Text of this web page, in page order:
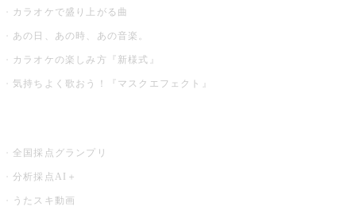
カラオケで盛り上がる曲
あの日、あの時、あの音楽。
カラオケの楽しみ方『新様式』
気持ちよく歌おう！『マスクエフェクト』
全国採点グランプリ
分析採点AI＋
うたスキ動画